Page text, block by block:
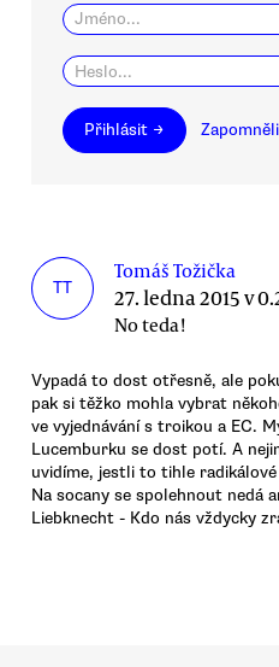
Přihlásit →
TT
Tomáš Tožička
27. ledna 2015 v
No teda!
Vypadá to dost otřesně, ale
pak si těžko mohla vybrat
ve vyjednávání s troikou a EC.
Lucemburku se dost potí. A
uvidíme, jestli to tihle
Na socany se spolehnout nedá
Liebknecht - Kdo nás vždycky